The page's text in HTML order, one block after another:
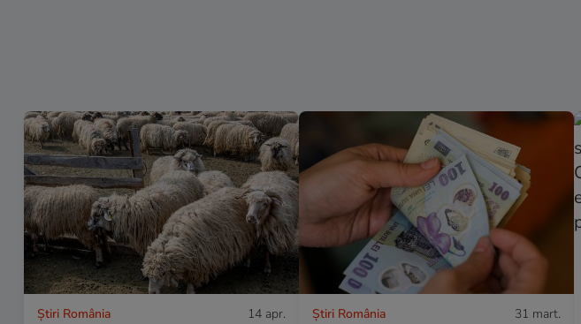
Știri România 14 apr. Știri România 31 mart.